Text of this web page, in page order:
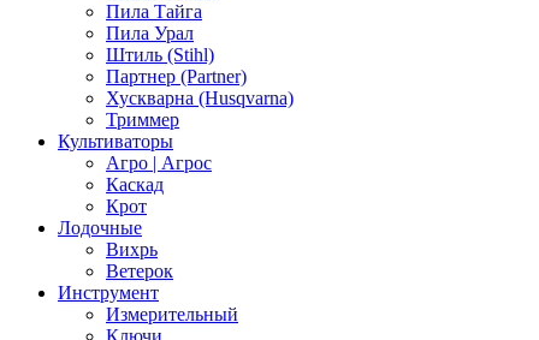
Пила Тайга
Пила Урал
Штиль (Stihl)
Партнер (Partner)
Хускварна (Husqvarna)
Триммер
Культиваторы
Агро | Агрос
Каскад
Крот
Лодочные
Вихрь
Ветерок
Инструмент
Измерительный
Ключи